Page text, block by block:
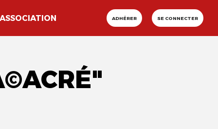
ASSOCIATION ADHÉRER SE CONNECTER